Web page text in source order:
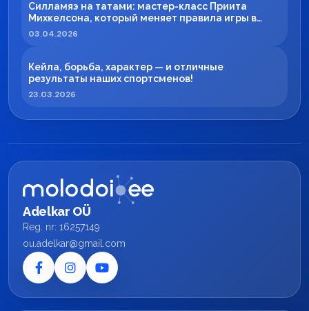
Силламяэ на татами: мастер-класс Приита
Михкелсона, который меняет правила игры в
регионе
03.04.2026
Кейла, борьба, характер — и отличные
результаты наших спортсменов!
23.03.2026
Adelkar OÜ
Reg. nr: 16257149
ou.adelkar@gmail.com